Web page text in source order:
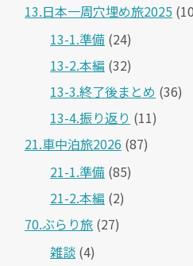
13.日本一周穴埋め旅2025
13-1.準備 (24)
13-2.本編 (32)
13-3.終了後まとめ (36)
13-4.振り返り (11)
21.車中泊旅2026 (87)
21-1.準備 (85)
21-2.本編 (2)
70.ぶらり旅 (27)
雑談 (4)